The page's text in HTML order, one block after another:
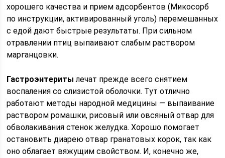
хорошего качества и прием адсорбентов (Микосорб
по инструкции, активированный уголь) перемешанных
с едой дают быстрые результаты. При сильном
отравлении птиц выпаивают слабым раствором
марганцовки.
Гастроэнтериты лечат прежде всего снятием
воспаления со слизистой оболочки. Тут отлично
работают методы народной медицины — выпаивание
раствором ромашки, рисовый или овсяный отвар для
обволакивания стенок желудка. Хорошо помогает
остановить диарею отвар гранатовых корок, так как
оно облагает вяжущим свойством. И, конечно же,